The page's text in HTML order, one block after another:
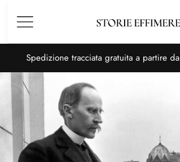
Menù
Spedizione tracciata gratuita a partire